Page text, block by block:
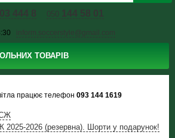
444 8 050 144 58 01
inform.soccerstyle@gmail.com
ТОВАРІВ
працює телефон 093 144 1619
2026 (резервна). Шорти у подарунок!